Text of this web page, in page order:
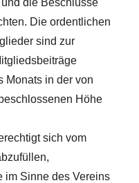
die Beschlüsse
Die ordentlichen
sind zur
Monats in der von
Höhe
sich vom
im Sinne des Vereins